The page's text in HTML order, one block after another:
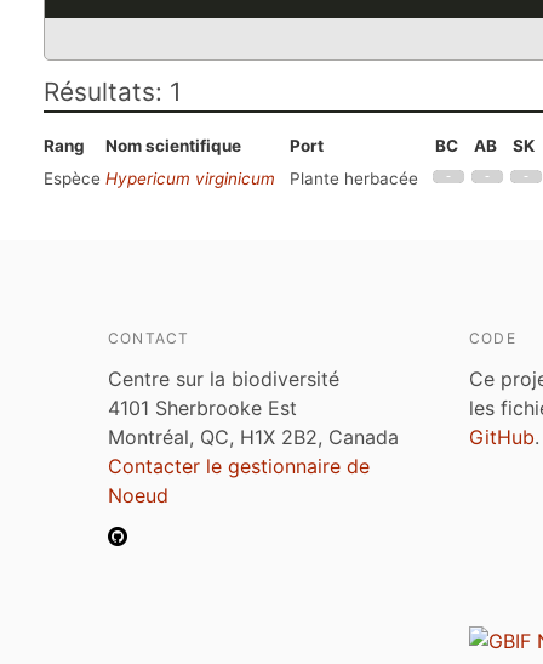
Résultats: 1
Rang Nom scientifique Port BC AB
SK
Espèce Hypericum virginicum Plante herbacée
CONTACT
Centre sur la biodiversité
4101 Sherbrooke Est
Montréal, QC, H1X 2B2, Canada
Contacter le gestionnaire de
Noeud
CODE
Ce
les
GitHub.